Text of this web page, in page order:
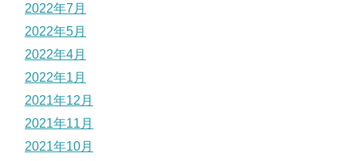
2022年7月
2022年5月
2022年4月
2022年1月
2021年12月
2021年11月
2021年10月